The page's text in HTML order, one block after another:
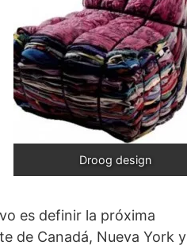
Droog design
es definir la próxima
de Canadá, Nueva York y